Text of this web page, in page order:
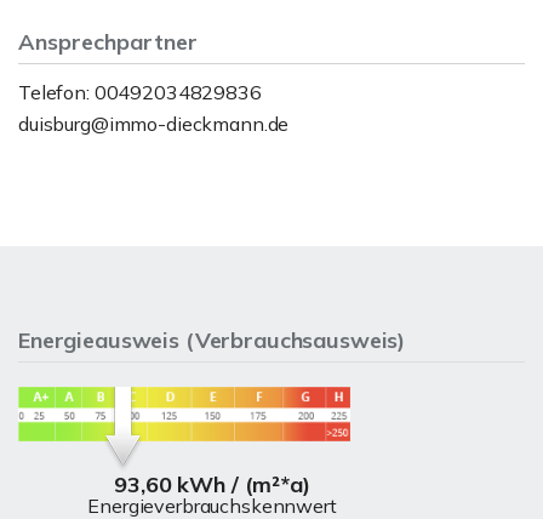
Ansprechpartner
Telefon: 00492034829836
duisburg@immo-dieckmann.de
Energieausweis (Verbrauchsausweis)
93,60 kWh / (m²*a)
Energieverbrauchskennwert